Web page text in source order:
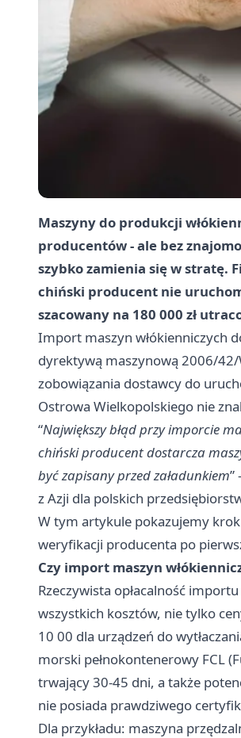
Maszyny do produkcji
producentów - ale bez
szybko zamienia się w stratę.
chiński producent nie
szacowany na 180 000 zł
Import maszyn włókienniczych
dyrektywą maszynową 2006/
zobowiązania dostawcy do
Ostrowa Wielkopolskiego nie
“Największy błąd przy imporcie
chiński producent dostarcza
być zapisany przed załadunkiem”
z Azji dla polskich
W tym artykule pokazujemy
weryfikacji producenta po
Czy import maszyn
Rzeczywista opłacalność
wszystkich kosztów, nie tylko
10 00 dla urządzeń do
morski pełnokontenerowy FCL
trwający 30-45 dni, a także
nie posiada prawdziwego
Dla przykładu: maszyna